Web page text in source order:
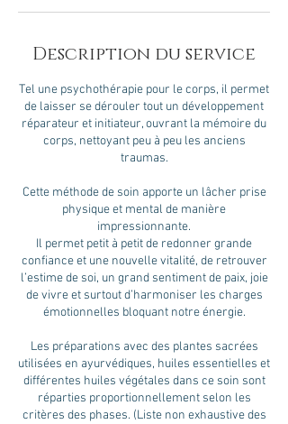
Description du service
Tel une psychothérapie pour le corps, il permet
de laisser se dérouler tout un développement
réparateur et initiateur, ouvrant la mémoire du
corps, nettoyant peu à peu les anciens
traumas.
Cette méthode de soin apporte un lâcher prise
physique et mental de manière
impressionnante.
Il permet petit à petit de redonner grande
confiance et une nouvelle vitalité, de retrouver
l’estime de soi, un grand sentiment de paix, joie
de vivre et surtout d’harmoniser les charges
émotionnelles bloquant notre énergie.
Les préparations avec des plantes sacrées
utilisées en ayurvédiques, huiles essentielles et
différentes huiles végétales dans ce soin sont
réparties proportionnellement selon les
critères des phases. (Liste non exhaustive des